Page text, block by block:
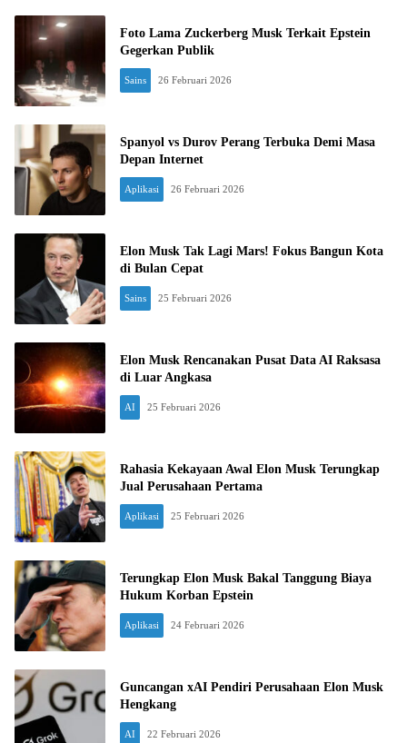
Foto Lama Zuckerberg Musk Terkait Epstein
Gegerkan Publik
Sains 26 Februari 2026
Spanyol vs Durov Perang Terbuka Demi Masa
Depan Internet
Aplikasi 26 Februari 2026
Elon Musk Tak Lagi Mars! Fokus Bangun Kota
di Bulan Cepat
Sains 25 Februari 2026
Elon Musk Rencanakan Pusat Data AI Raksasa
di Luar Angkasa
AI 25 Februari 2026
Rahasia Kekayaan Awal Elon Musk Terungkap
Jual Perusahaan Pertama
Aplikasi 25 Februari 2026
Terungkap Elon Musk Bakal Tanggung Biaya
Hukum Korban Epstein
Aplikasi 24 Februari 2026
Guncangan xAI Pendiri Perusahaan Elon Musk
Hengkang
AI 22 Februari 2026